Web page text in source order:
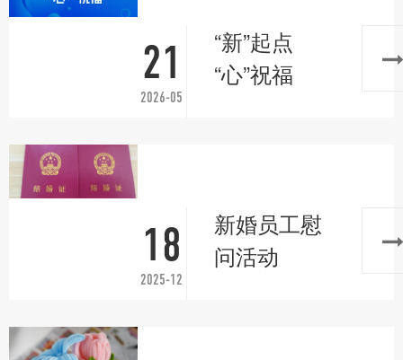
21
2026-05
“新”起点
“心”祝福
18
2025-12
新婚员工慰
问活动